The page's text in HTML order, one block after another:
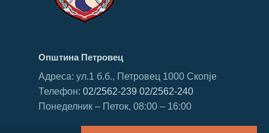
Општина Петровец
Адреса: ул.1 б.б., Петровец 1000 Скопје
Телефон: 02/2562-239 02/2562-240
Понеделник – Петок, 08:00 – 16:00